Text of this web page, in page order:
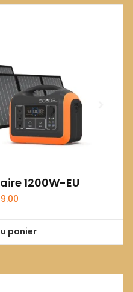
1200W-EU
panier